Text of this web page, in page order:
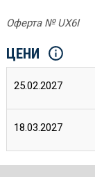
Оферта № UX6I
ЦЕНИ
25.02.2027
18.03.2027